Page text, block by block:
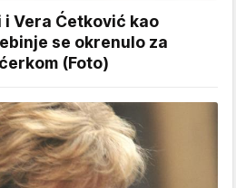
Vera Ćetković kao
se okrenulo za
(Foto)